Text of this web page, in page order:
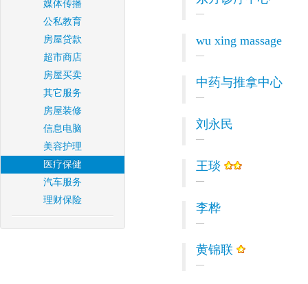
媒体传播
公私教育
房屋贷款
超市商店
房屋买卖
其它服务
房屋装修
信息电脑
美容护理
医疗保健
汽车服务
理财保险
wu xing massage
中药与推拿中心
刘永民
王琰
李桦
黄锦联